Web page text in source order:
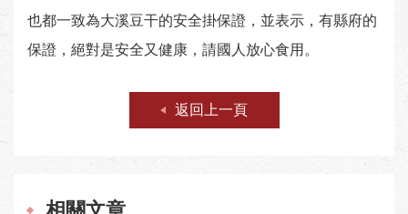
也都一致為大溪豆干的安全掛保證，並表示，有縣府的
保證，絕對是安全又健康，請國人放心食用。
返回上一頁